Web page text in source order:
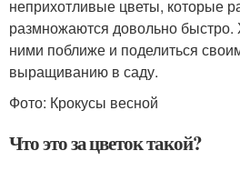
неприхотливые цветы, которые
размножаются довольно быстро.
ними поближе и поделиться
выращиванию в саду.
Фото: Крокусы весной
Что это за цветок такой?